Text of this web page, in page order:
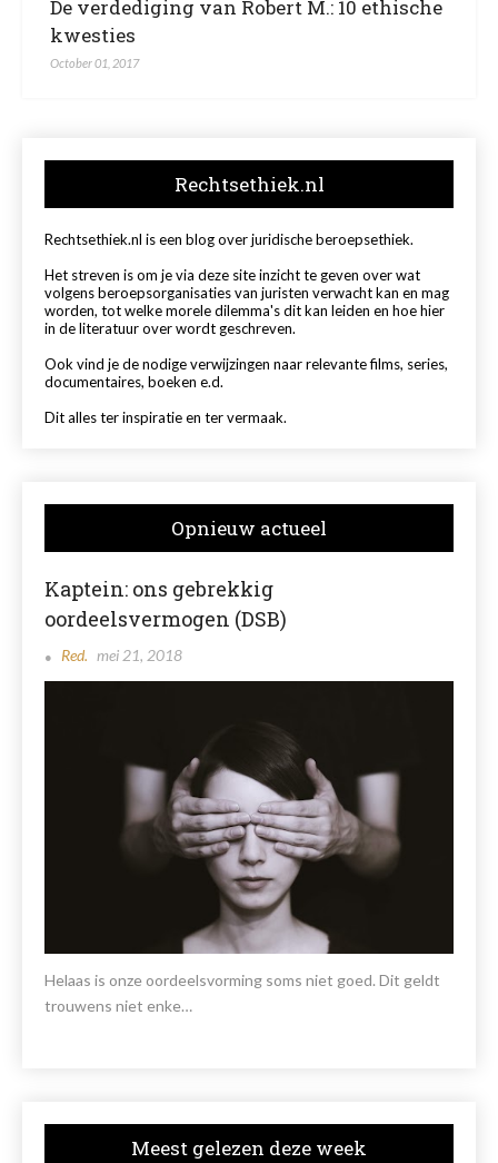
De verdediging van Robert M.: 10 ethische
kwesties
October 01, 2017
Rechtsethiek.nl
Rechtsethiek.nl is een blog over juridische beroepsethiek.
Het streven is om je via deze site inzicht te geven over wat
volgens beroepsorganisaties van juristen verwacht kan en mag
worden, tot welke morele dilemma's dit kan leiden en hoe hier
in de literatuur over wordt geschreven.
Ook vind je de nodige verwijzingen naar relevante films, series,
documentaires, boeken e.d.
Dit alles ter inspiratie en ter vermaak.
Opnieuw actueel
Kaptein: ons gebrekkig
oordeelsvermogen (DSB)
Red. mei 21, 2018
Helaas is onze oordeelsvorming soms niet goed. Dit geldt
trouwens niet enke…
Meest gelezen deze week